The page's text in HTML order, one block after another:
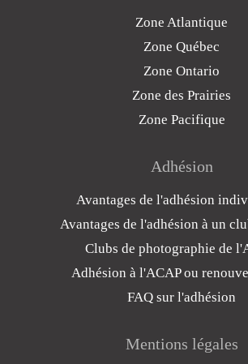
Zone Atlantique
Zone Québec
Zone Ontario
Zone des Prairies
Zone Pacifique
Adhésion
Avantages de l'adhésion
Avantages de l'adhésion à un
Clubs de photographie de
Adhésion à l'ACAP ou
FAQ sur l'adhésion
Mentions légales